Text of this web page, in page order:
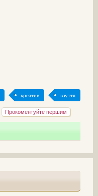
креатив взуття
Прокоментуйте першим